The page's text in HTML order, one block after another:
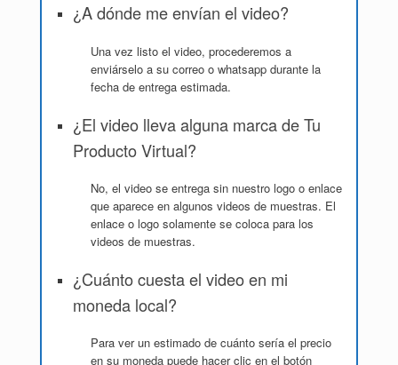
¿A dónde me envían el video?
Una vez listo el video, procederemos a
enviárselo a su correo o whatsapp durante la
fecha de entrega estimada.
¿El video lleva alguna marca de Tu
Producto Virtual?
No, el video se entrega sin nuestro logo o enlace
que aparece en algunos videos de muestras. El
enlace o logo solamente se coloca para los
videos de muestras.
¿Cuánto cuesta el video en mi
moneda local?
Para ver un estimado de cuánto sería el precio
en su moneda puede hacer clic en el botón